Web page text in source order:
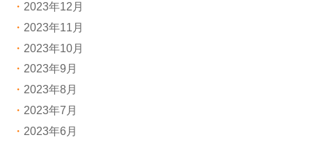
2023年12月
2023年11月
2023年10月
2023年9月
2023年8月
2023年7月
2023年6月